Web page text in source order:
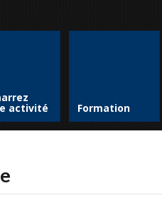
activité Formation